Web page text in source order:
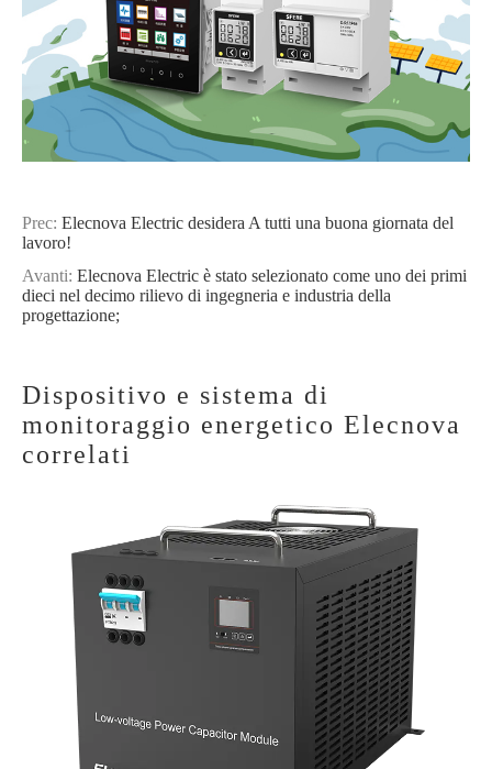
Prec: Elecnova Electric desidera A tutti una buona giornata del
lavoro!
Avanti: Elecnova Electric è stato selezionato come uno dei primi
dieci nel decimo rilievo di ingegneria e industria della
progettazione;
Dispositivo e sistema di
monitoraggio energetico Elecnova
correlati